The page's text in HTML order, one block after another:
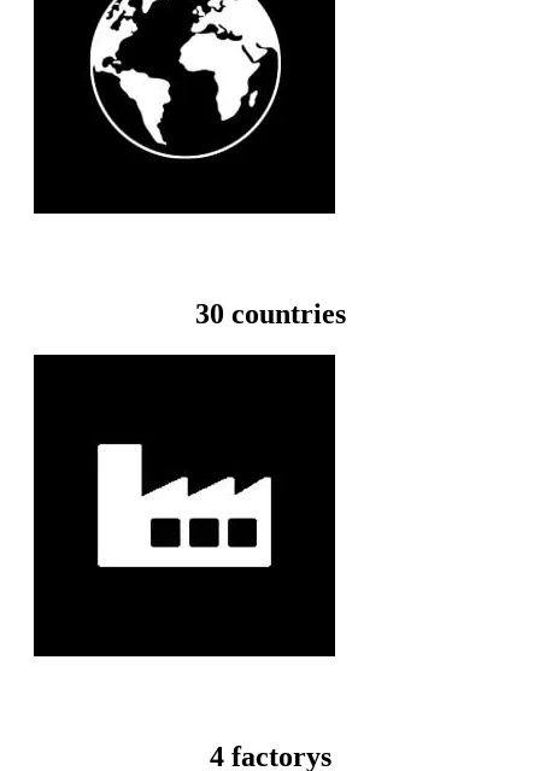
30 countries
4 factorys